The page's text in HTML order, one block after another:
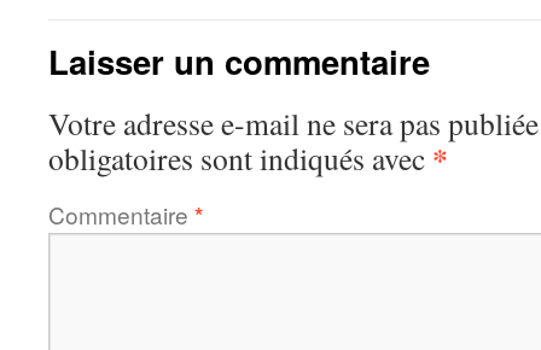
Laisser un commentaire
Votre adresse e-mail ne sera pas
obligatoires sont indiqués avec *
Commentaire *